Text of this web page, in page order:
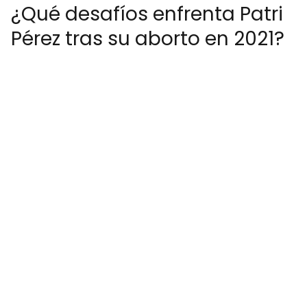
¿Qué desafíos enfrenta Patri
Pérez tras su aborto en 2021?